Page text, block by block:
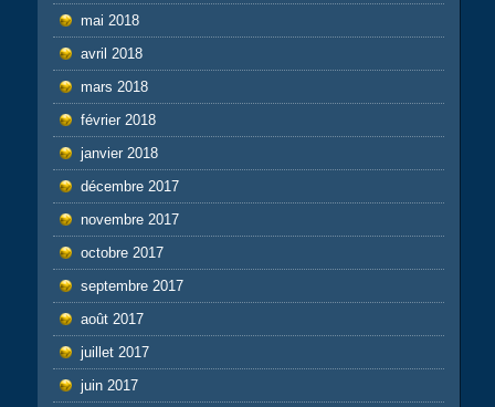
mai 2018
avril 2018
mars 2018
février 2018
janvier 2018
décembre 2017
novembre 2017
octobre 2017
septembre 2017
août 2017
juillet 2017
juin 2017